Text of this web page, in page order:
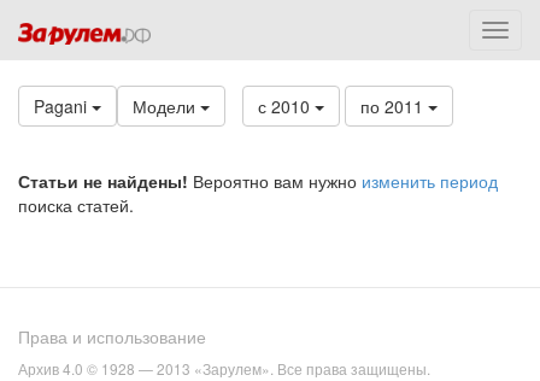
Pagani Модели с 2010 по 2011
Статьи не найдены! Вероятно вам нужно изменить период
поиска статей.
Права и использование
Архив 4.0 © 1928 — 2013 «Зарулем». Все права защищены.